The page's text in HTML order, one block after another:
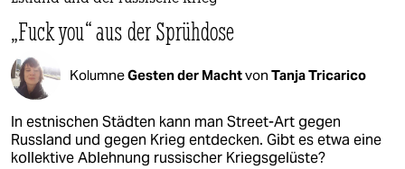
„Fuck you“ aus der Sprühdose
KolumneGesten der Machtvon Tanja Tricarico
In estnischen Städten kann man Street-Art gegen
Russland und gegen Krieg entdecken. Gibt es etwa eine
kollektive Ablehnung russischer Kriegsgelüste?